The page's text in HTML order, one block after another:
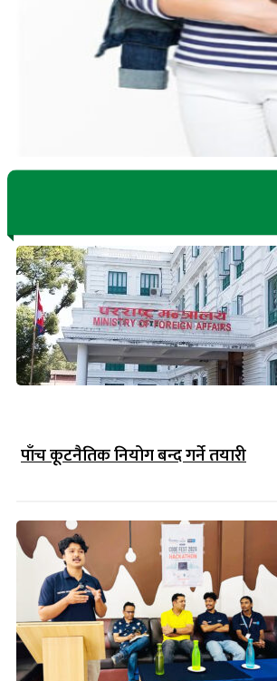
पाँच कूटनैतिक नियोग बन्द गर्ने तयारी